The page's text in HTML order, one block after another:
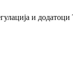
и